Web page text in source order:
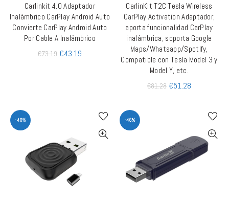
AÑADIR AL CARRITO
Carlinkit 4.0 Adaptador
Inalámbrico CarPlay Android Auto
Convierte CarPlay Android Auto
Por Cable A Inalámbrico
€73.19 €43.19
AÑADIR AL CARRITO
CarlinKit T2C Tesla Wireless
CarPlay Activation Adaptador,
aporta funcionalidad CarPlay
inalámbrica, soporta Google
Maps/Whatsapp/Spotify,
Compatible con Tesla Model 3 y
Model Y, etc.
€81.28 €51.28
-40% -46%